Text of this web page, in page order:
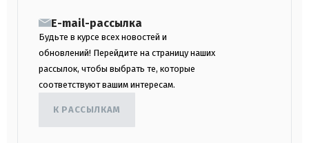
E-mail-рассылка
Будьте в курсе всех новостей и
обновлений! Перейдите на страницу наших
рассылок, чтобы выбрать те, которые
соответствуют вашим интересам.
К РАССЫЛКАМ